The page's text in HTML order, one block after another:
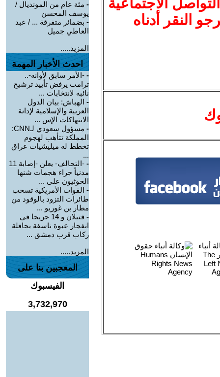
النقر أدناه
- مئة عام من المونديال /
يوسف المحسن
- بضمائر متفرقة ... / عبد
العاطي جميل
المزيد.....
احدث الأخبار المهمة
- -الأمر سابق لأوانه-..
ترامب يرفض تأييد ترشيح
نائبه لانتخابات ...
- الهباش: بيان الدول
العربية والإسلامية لإدانة
الانتهاكات الإس ...
-
مسؤول سعودي لـCNN:
المملكة تتأهب لهجوم
تخطط له ميليشيات عراق
...
-
-التحالف- يعلن -إصابة 11
مدنياً جراء هجمات شنها
الحوثيون على ...
- القوات الأمريكية تسحب
طائرات التزود بالوقود من
مطار بن غوريو ...
-
قتيلان و 14 جريحا في
انفجار عبوة ناسفة بحافلة
ركاب قرب دمشق ...
المزيد.....
المعجبين بنا على
الفيسبوك
3,732,970